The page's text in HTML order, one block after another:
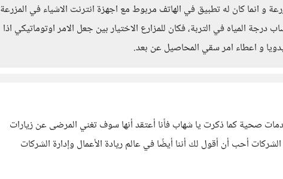
و انما كان له تطبيق في الهاتف مربوط مع اجهزة انترنت الاشياء في المزرعة
المياه في التربة، فكان للمزارع الاختيار بين جعل الامر اوتوماتيكي اذا
و اعطاء امر سقي المحاصيل عن بعد.
خدمات صحية كما ذكرت يا شهاب فأنا أعتقد أنها سوف تغني المرضى عن زيارات
الشركات أحب أن أقول لك أننا أيضًا في عالم ريادة الأعمال وإدارة الشركات